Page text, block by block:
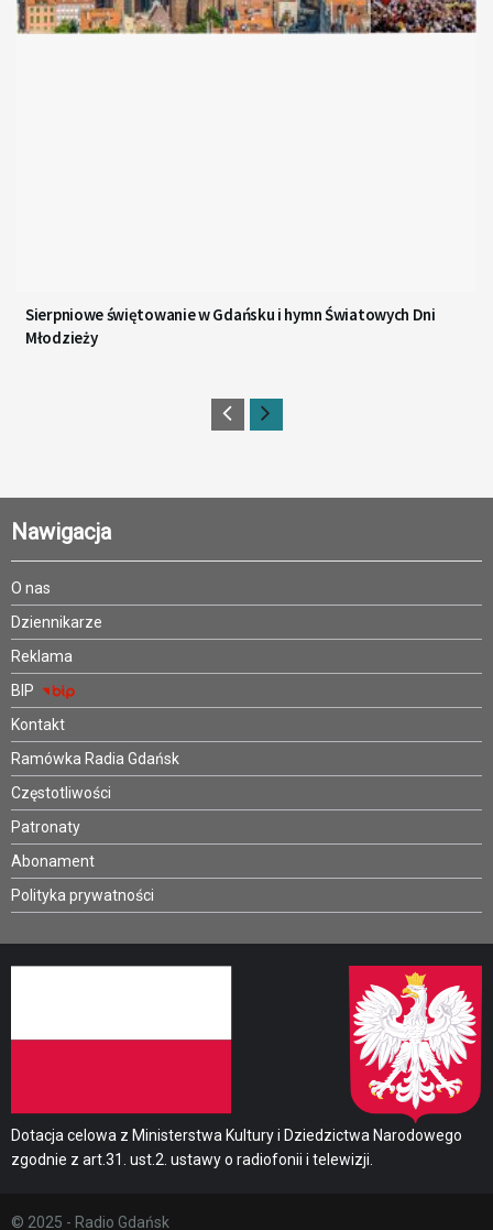
Sierpniowe świętowanie w Gdańsku i hymn Światowych Dni
Młodzieży
Nawigacja
O nas
Dziennikarze
Reklama
BIP
Kontakt
Ramówka Radia Gdańsk
Częstotliwości
Patronaty
Abonament
Polityka prywatności
Dotacja celowa z Ministerstwa Kultury i Dziedzictwa Narodowego
zgodnie z art.31. ust.2. ustawy o radiofonii i telewizji.
© 2025 - Radio Gdańsk